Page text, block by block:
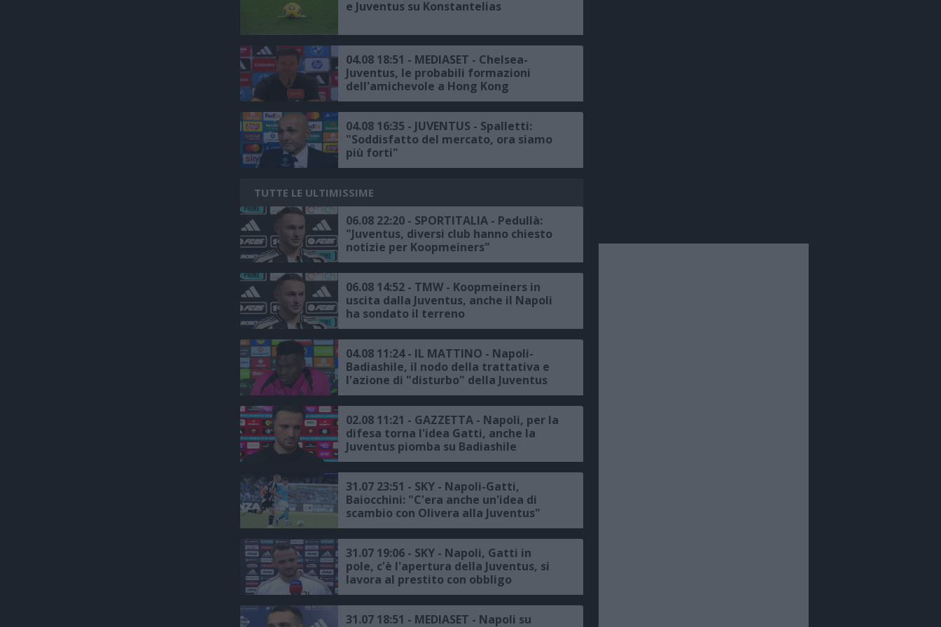
e Juventus su Konstantelias
04.08 18:51 - MEDIASET - Chelsea-
Juventus, le probabili formazioni
dell'amichevole a Hong Kong
04.08 16:35 - JUVENTUS - Spalletti:
"Soddisfatto del mercato, ora siamo
più forti"
TUTTE LE ULTIMISSIME
06.08 22:20 - SPORTITALIA - Pedullà:
"Juventus, diversi club hanno chiesto
notizie per Koopmeiners"
06.08 14:52 - TMW - Koopmeiners in
uscita dalla Juventus, anche il Napoli
ha sondato il terreno
04.08 11:24 - IL MATTINO - Napoli-
Badiashile, il nodo della trattativa e
l'azione di "disturbo" della Juventus
02.08 11:21 - GAZZETTA - Napoli, per la
difesa torna l'idea Gatti, anche la
Juventus piomba su Badiashile
31.07 23:51 - SKY - Napoli-Gatti,
Baiocchini: "C'era anche un'idea di
scambio con Olivera alla Juventus"
31.07 19:06 - SKY - Napoli, Gatti in
pole, c'è l'apertura della Juventus, si
lavora al prestito con obbligo
31.07 18:51 - MEDIASET - Napoli su